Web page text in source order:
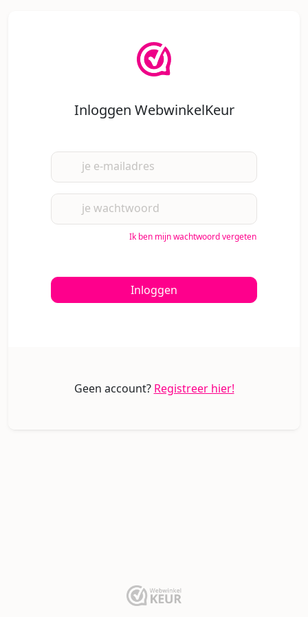
Inloggen WebwinkelKeur
je e-mailadres
je wachtwoord
Ik ben mijn wachtwoord vergeten
Inloggen
Geen account? Registreer hier!